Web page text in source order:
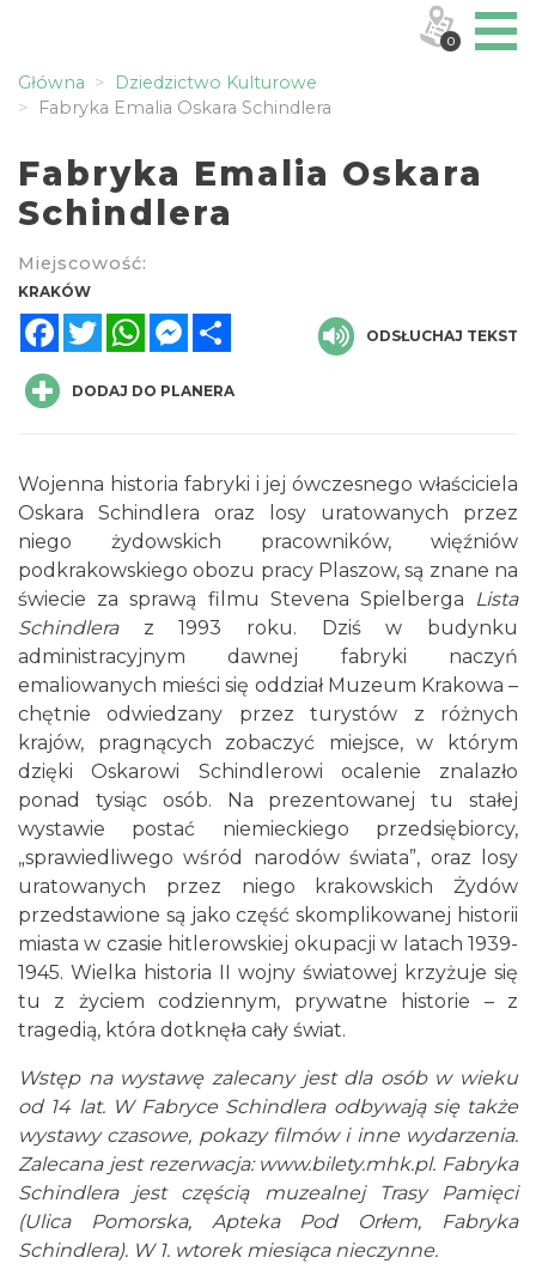
Główna
Dziedzictwo Kulturowe
Fabryka Emalia Oskara Schindlera
Fabryka Emalia Oskara
Schindlera
Miejscowość:
KRAKÓW
FacebookTwitterWhatsAppMessenger
ODSŁUCHAJ TEKST
DODAJ DO PLANERA
Wojenna historia fabryki i jej ówczesnego właściciela
Oskara Schindlera oraz losy uratowanych przez
niego żydowskich pracowników, więźniów
podkrakowskiego obozu pracy Plaszow, są znane na
świecie za sprawą filmu Stevena Spielberga
Lista
Schindleraz 1993 roku. Dziś w budynku
administracyjnym dawnej fabryki naczyń
emaliowanych mieści się oddział Muzeum Krakowa –
chętnie odwiedzany przez turystów z różnych
krajów, pragnących zobaczyć miejsce, w którym
dzięki Oskarowi Schindlerowi ocalenie znalazło
ponad tysiąc osób. Na prezentowanej tu stałej
wystawie postać niemieckiego przedsiębiorcy,
„sprawiedliwego wśród narodów świata”, oraz losy
uratowanych przez niego krakowskich Żydów
przedstawione są jako część skomplikowanej historii
miasta w czasie hitlerowskiej okupacji w latach 1939-
1945. Wielka historia II wojny światowej krzyżuje się
tu z życiem codziennym, prywatne historie – z
tragedią, która dotknęła cały świat.
Wstęp na wystawę zalecany jest dla osób w wieku
od 14 lat. W Fabryce Schindlera odbywają się także
wystawy czasowe, pokazy filmów i inne wydarzenia.
Zalecana jest rezerwacja: www.bilety.mhk.pl. Fabryka
Schindlera jest częścią muzealnej Trasy Pamięci
(Ulica Pomorska, Apteka Pod Orłem, Fabryka
Schindlera). W 1. wtorek miesiąca nieczynne.
0